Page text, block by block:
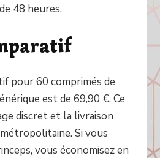
48 heures.
pour 60 comprimés de
est de 69,90 €. Ce
discret et la livraison
Si vous
vous économisez en